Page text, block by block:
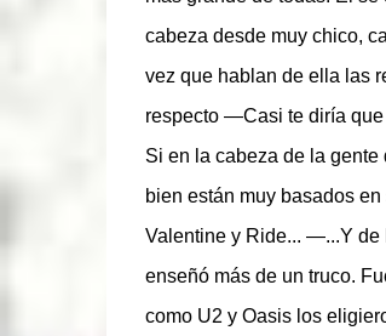
cabeza desde muy chico,
vez que hablan de ella las
respecto —Casi te diría que
Si en la cabeza de la
bien están muy basados
Valentine y Ride... —...Y de
enseñó más de un truco.
como U2 y Oasis los